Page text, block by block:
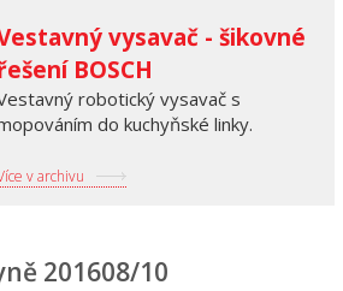
vysavač - šikovné
BOSCH
robotický vysavač s
do kuchyňské linky.
v archivu
201608/10